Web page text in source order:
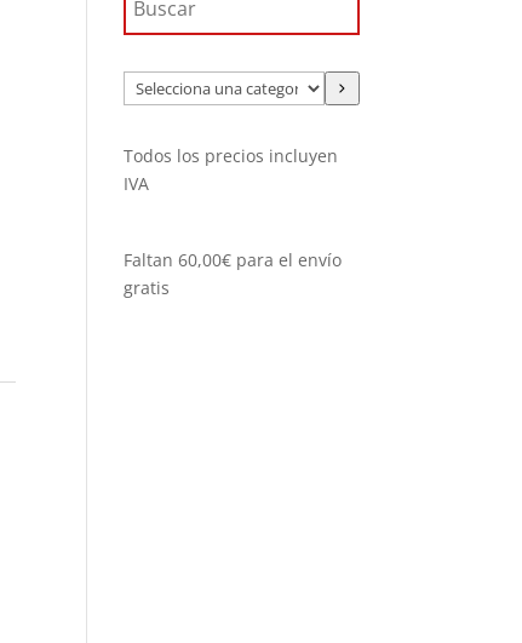
Selecciona
una
Todos los precios incluyen
IVA
Faltan60,00€ para el envío
gratis